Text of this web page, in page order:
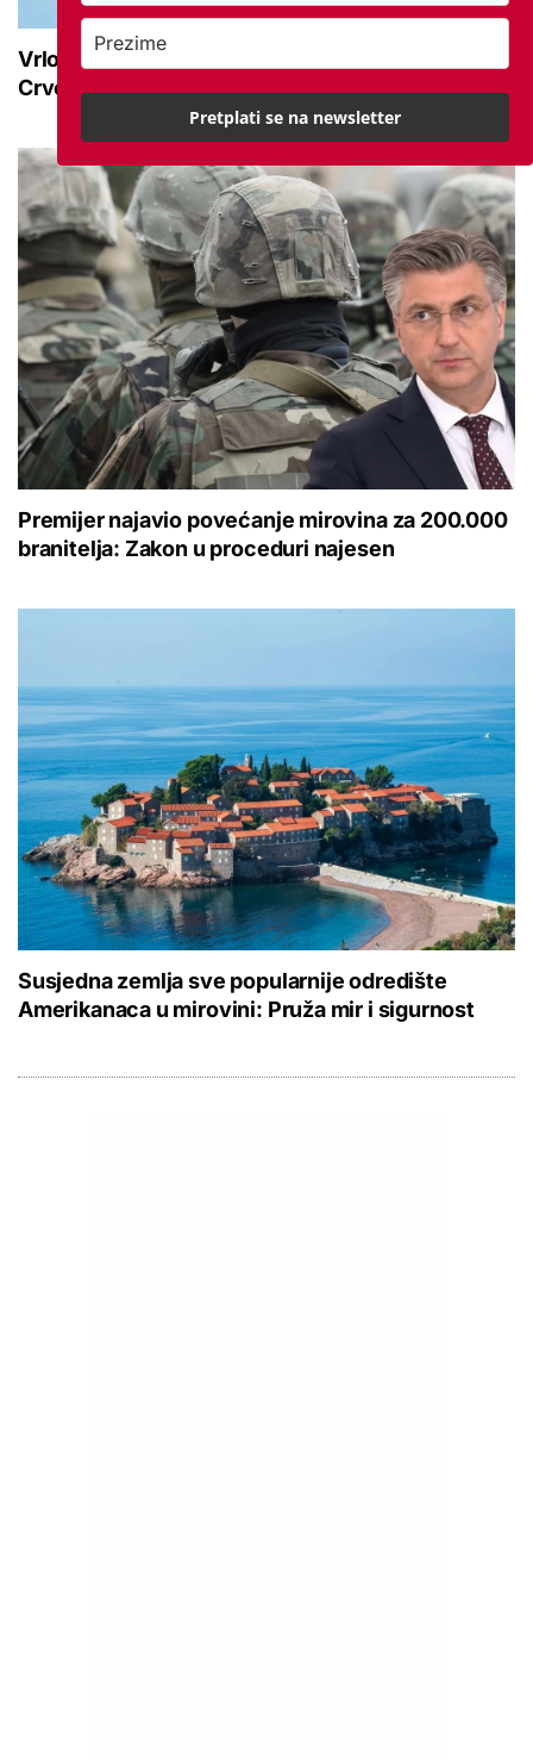
Vrlo velika opasnost od vrućine do kraja tjedna:
Crveno upozorenje vlada na ovom području
Premijer najavio povećanje mirovina za 200.000
branitelja: Zakon u proceduri najesen
Susjedna zemlja sve popularnije odredište
Amerikanaca u mirovini: Pruža mir i sigurnost
Pretplati se na newsletter